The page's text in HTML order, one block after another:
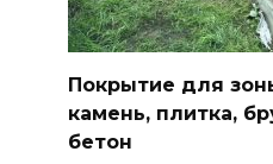
Покрытие для
камень, плитка,
бетон